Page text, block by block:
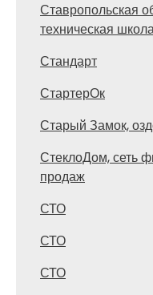
Ставропольская
техническая
Стандарт
СтартерОк
Старый Замок,
СтеклоДом, сеть
продаж
СТО
СТО
СТО